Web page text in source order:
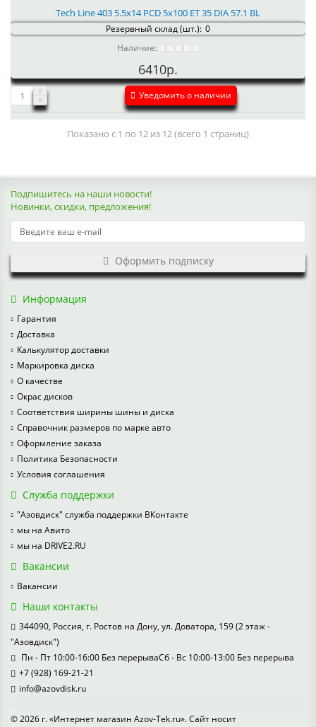
Tech Line 403 5.5x14 PCD 5x100 ET 35 DIA 57.1 BL
Резервный склад (шт.): 0
Наличие:
6410р.
Уведомить о наличии
Показано с 1 по 12 из 12 (всего 1 страниц)
Подпишитесь на наши новости!
Новинки, скидки, предложения!
Оформить подписку
Информация
Гарантия
Доставка
Калькулятор доставки
Маркировка диска
О качестве
Окрас дисков
Соответствия ширины шины и диска
Справочник размеров по марке авто
Оформление заказа
Политика Безопасности
Условия соглашения
Служба поддержки
"Азовдиск" служба поддержки ВКонтакте
мы на Авито
мы на DRIVE2.RU
Вакансии
Вакансии
Наши контакты
344090, Россия, г. Ростов на Дону, ул. Доватора, 159 (2 этаж -
"Азовдиск")
Пн - Пт 10:00-16:00 Без перерываСб - Вс 10:00-13:00 Без перерыва
+7 (928) 169-21-21
info@azovdisk.ru
© 2026 г. «Интернет магазин Azov-Tek.ru». Сайт носит